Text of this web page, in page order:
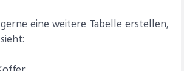
eine weitere Tabelle erstellen,